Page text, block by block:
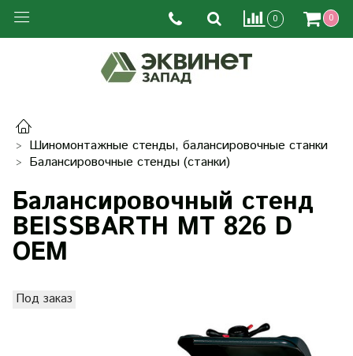
0 0
Шиномонтажные стенды, балансировочные станки
Балансировочные стенды (станки)
Балансировочный стенд
BEISSBARTH MT 826 D
OEM
Под заказ